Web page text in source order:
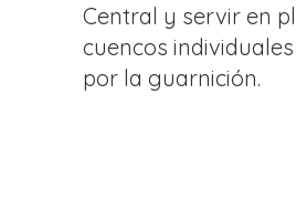
Central y servir en
cuencos
por la guarnición.